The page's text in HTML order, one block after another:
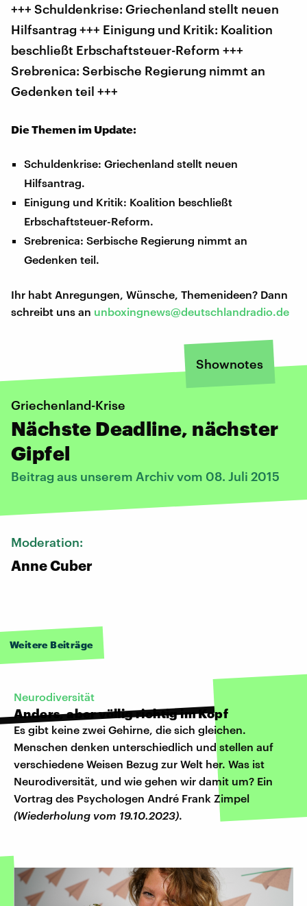
+++ Schuldenkrise: Griechenland stellt neuen
Hilfsantrag +++ Einigung und Kritik: Koalition
beschließt Erbschaftsteuer-Reform +++
Srebrenica: Serbische Regierung nimmt an
Gedenken teil +++
Die Themen im Update:
Schuldenkrise: Griechenland stellt neuen
Hilfsantrag.
Einigung und Kritik: Koalition beschließt
Erbschaftsteuer-Reform.
Srebrenica: Serbische Regierung nimmt an
Gedenken teil.
Ihr habt Anregungen, Wünsche, Themenideen? Dann
schreibt uns an unboxingnews@deutschlandradio.de
Shownotes
Griechenland-Krise
Nächste Deadline, nächster
Gipfel
Beitrag aus unserem Archiv vom 08. Juli 2015
Moderation:
Anne Cuber
Weitere Beiträge
Neurodiversität
Anders, aber völlig richtig im Kopf
Es gibt keine zwei Gehirne, die sich gleichen.
Menschen denken unterschiedlich und stellen auf
verschiedene Weisen Bezug zur Welt her. Was ist
Neurodiversität, und wie gehen wir damit um? Ein
Vortrag des Psychologen André Frank Zimpel
(Wiederholung vom 19.10.2023).